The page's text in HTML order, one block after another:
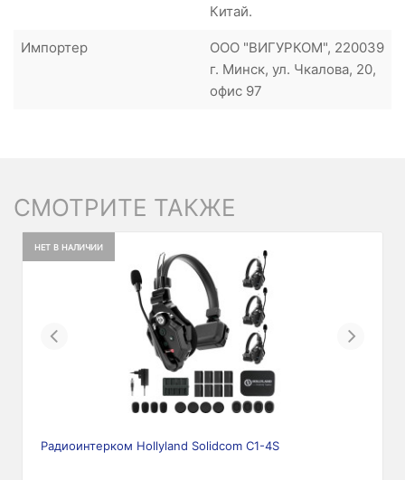
Китай.
Импортер
ООО "ВИГУРКОМ", 220039
г. Минск, ул. Чкалова, 20,
офис 97
СМОТРИТЕ ТАКЖЕ
НЕТ В НАЛИЧИИ
Previous Next
Радиоинтерком Hollyland Solidcom C1-4S